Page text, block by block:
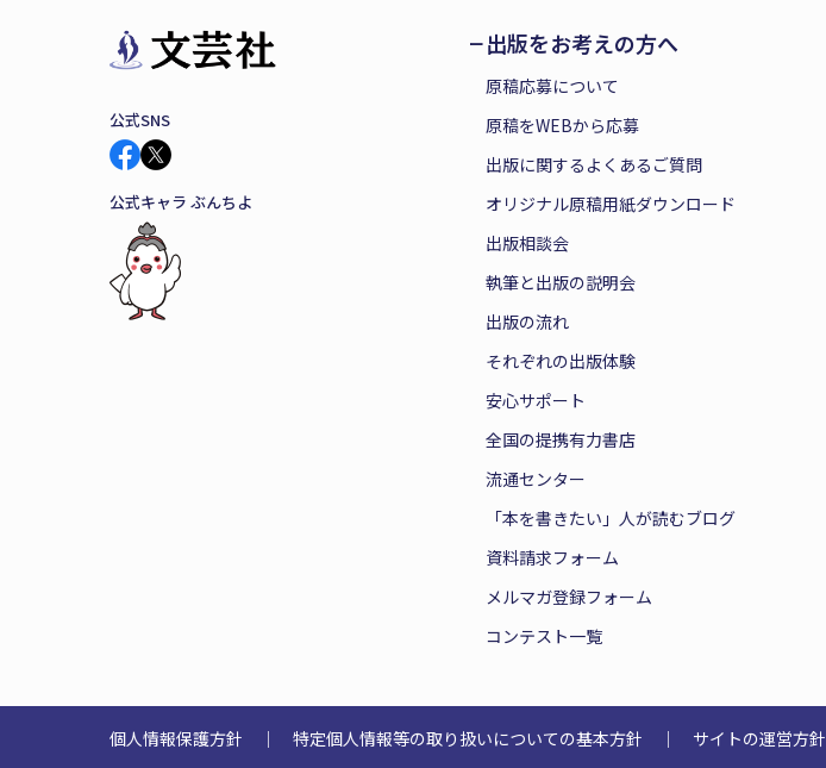
公式SNS
公式キャラ ぶんちよ
出版をお考えの方へ
原稿応募について
原稿をWEBから応募
出版に関するよくあるご質問
オリジナル原稿用紙ダウンロード
出版相談会
執筆と出版の説明会
出版の流れ
それぞれの出版体験
安心サポート
全国の提携有力書店
流通センター
「本を書きたい」人が読むブログ
資料請求フォーム
メルマガ登録フォーム
コンテスト一覧
個人情報保護方針 ｜ 特定個人情報等の取り扱いについての基本方針 ｜ サイトの運営方針